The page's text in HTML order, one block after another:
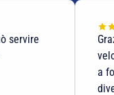
servire
a